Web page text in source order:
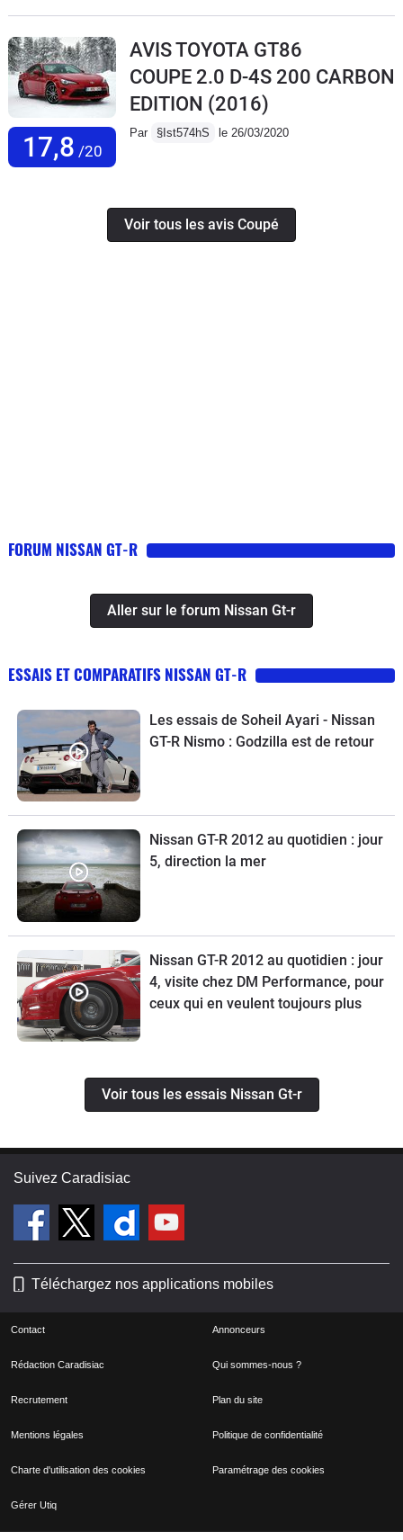
17,8 /20
AVIS TOYOTA GT86
COUPE 2.0 D-4S 200 CARBON
EDITION (2016)
Par §Ist574hS le 26/03/2020
Voir tous les avis Coupé
FORUM NISSAN GT-R
Aller sur le forum Nissan Gt-r
ESSAIS ET COMPARATIFS NISSAN GT-R
Les essais de Soheil Ayari - Nissan
GT-R Nismo : Godzilla est de retour
Nissan GT-R 2012 au quotidien : jour
5, direction la mer
Nissan GT-R 2012 au quotidien : jour
4, visite chez DM Performance, pour
ceux qui en veulent toujours plus
Voir tous les essais Nissan Gt-r
Suivez Caradisiac
Téléchargez nos applications mobiles
Contact Annonceurs
Rédaction Caradisiac Qui sommes-nous ?
Recrutement Plan du site
Mentions légales Politique de confidentialité
Charte d'utilisation des cookies Paramétrage des cookies
Gérer Utiq